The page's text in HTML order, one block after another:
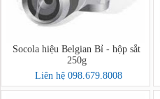
Socola hiệu Belgian Bỉ - hộp sắt
250g
Liên hệ 098.679.8008